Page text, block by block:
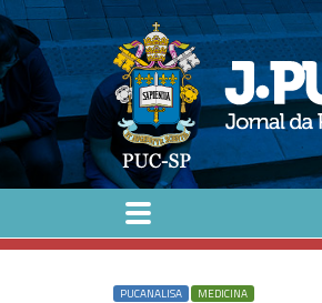
Pular para o conteúdo principal
PUCANALISA MEDICINA